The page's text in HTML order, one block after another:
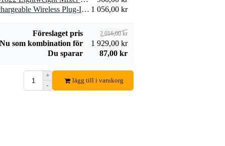
Devine VB5015 2x
RCA hane - 2x
RCA hane 1,50 m
Lägg till beställning
1 x Devine WMD-58P Rechargeable Wireless Plug-In Microphone System 1 056,00 kr
Föreslaget pris 2 016,00 kr
Nu som kombination för
1 929,00 kr
Du sparar
87,00 kr
+
-
lägg till i varukorg